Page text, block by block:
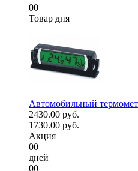
00
Товар дня
Автомобильный
2430.00 руб.
1730.00 руб.
Акция
00
дней
00